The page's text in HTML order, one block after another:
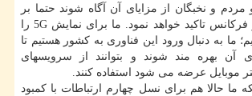
مردم و نخبگان از مزایای آن آگاه شوند حتما بر
آزادسازی سریع تر فرکانس تاکید خواهد نمود. ما برای نمایش 5G را
ما به دنبال ورود این فناوری به کشور هستیم تا
آن بهره مند شوند و بتوانند از سرویسهای
موبایل عرضه می شود استفاده کنند.
ما حالا هم برای نسل چهارم ارتباطات با کمبود